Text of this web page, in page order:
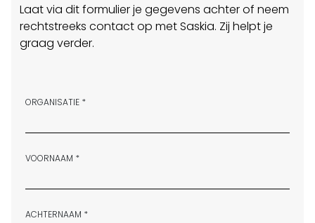
Laat via dit formulier je gegevens achter of neem
rechtstreeks contact op met Saskia. Zij helpt je
graag verder.
ORGANISATIE *
VOORNAAM *
ACHTERNAAM *